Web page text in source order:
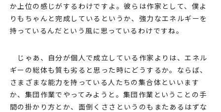
か上位の感じがするわけですよ。彼らは作家として、僕よ
りもちゃんと完成しているというか、強⼒なエネルギーを
持っているんだという⾵に思っているわけですね。
じゃあ、⾃分が個⼈で成⽴している作家よりは、エネル
ギーの総体も質も劣ると思った時にどうするか。ならば、
さまざまな能⼒を持っている⼈たちの集合体といいます
か、集団作業でやってみようと。集団作業ということの⼿
間の掛かり⽅とか、⾯倒くささというのもまたあるはずな